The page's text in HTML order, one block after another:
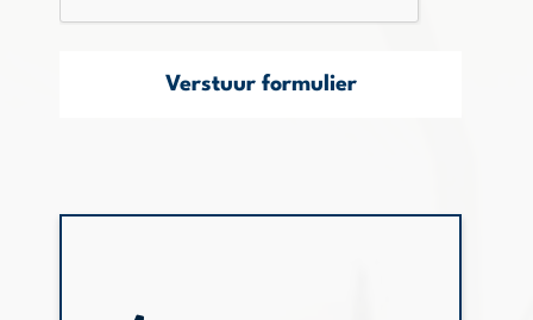
Verstuur formulier